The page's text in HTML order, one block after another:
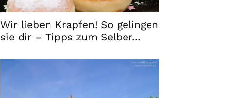
Wir lieben Krapfen! So gelingen
sie dir – Tipps zum Selber...